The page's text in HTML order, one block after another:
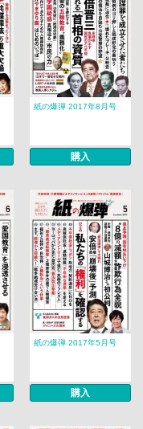
紙の爆弾 2017年8月号
購入
紙の爆弾 2017年5月号
購入